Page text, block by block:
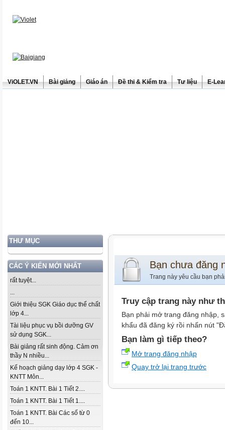
ViOLET.VN Bài giảng Giáo án Đề thi & Kiểm tra Tư liệu E-
THƯ MỤC
CÁC Ý KIẾN MỚI NHẤT
rất tuyệt...
...
Giới thiệu SGK Giáo dục thể chất
lớp 4...
Tài liệu phục vụ bồi dưỡng GV
sử dụng SGK...
Bài giảng rất sinh động. Cảm ơn
thầy N nhiều...
Kế hoạch giảng dạy lớp 4 SGK -
KNTT Môn...
Toán 1 KNTT. Bài 1 Tiết 2....
Toán 1 KNTT. Bài 1 Tiết 1....
Toán 1 KNTT. Bài Các số từ 0
đến 10...
Bạn chưa đăng
Trang này yêu cầu bạn
Truy cập trang này như
Bạn phải mở trang đăng nhập,
khẩu đã đăng ký rồi nhấn nút
Bạn làm gì tiếp theo?
Mở trang đăng nhập
Quay trở lại trang trước